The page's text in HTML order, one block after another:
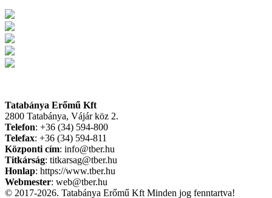
Tatabánya Erőmű Kft
2800 Tatabánya, Vájár köz 2.
Telefon: +36 (34) 594-800
Telefax: +36 (34) 594-811
Központi cím: info@tber.hu
Titkárság: titkarsag@tber.hu
Honlap: https://www.tber.hu
Webmester: web@tber.hu
© 2017-2026. Tatabánya Erőmű Kft Minden jog fenntartva!